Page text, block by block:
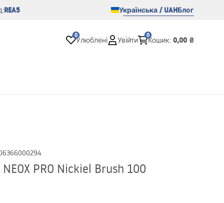
REA5 Українська / UAHБлог
0
Улюблені Увійти
0
Кошик: 0,00 ₴
PRO Nickiel Brush 100